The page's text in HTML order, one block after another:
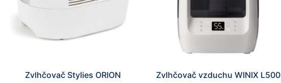
Zvlhčovač Stylies ORION Zvlhčovač vzduchu WINIX L500